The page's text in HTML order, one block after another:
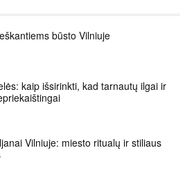
būsto Vilniuje
kaip išsirinkti, kad tarnautų ilgai ir
Vilniuje: miesto ritualų ir stiliaus